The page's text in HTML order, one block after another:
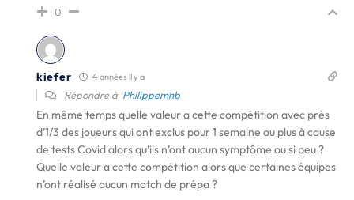
0
kiefer 4 années il y a
Répondre à Philippemhb
En même temps quelle valeur a cette compétition avec près
d’1/3 des joueurs qui ont exclus pour 1 semaine ou plus à cause
de tests Covid alors qu’ils n’ont aucun symptôme ou si peu ?
Quelle valeur a cette compétition alors que certaines équipes
n’ont réalisé aucun match de prépa ?